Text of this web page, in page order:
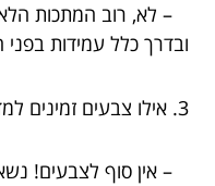
– לא, רוב המתכות הלא
ובדרך כלל עמידות בפני
3. אילו צבעים זמינים למדפי מתכת?
– אין סוף לצבעים!